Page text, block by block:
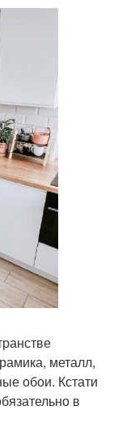
металл,
обои. Кстати
в